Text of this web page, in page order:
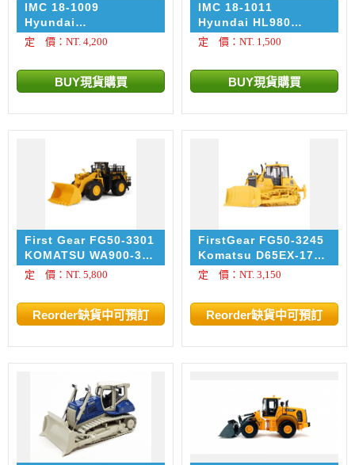
IMC 18-1009
Hyundai
Construction set
1/87
定 價：NT. 4,200
IMC 18-1011
Hyundai HL980
Wheel loader 1/87
定 價：NT. 1,500
First Gear FG50-3301
KOMATSU WA900-3
Wheel Loader
定 價：NT. 5,800
FirstGear FG50-3245
Komatsu D65EX-17
SIGMA Dozer with
Ripper
定 價：NT. 3,150